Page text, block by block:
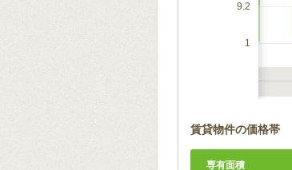
9.2
1
賃貸物件の価格帯
専有面積